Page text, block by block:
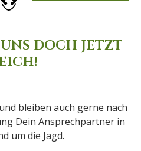
DOCH JETZT
bleiben auch gerne nach
Dein Ansprechpartner in
um die Jagd.